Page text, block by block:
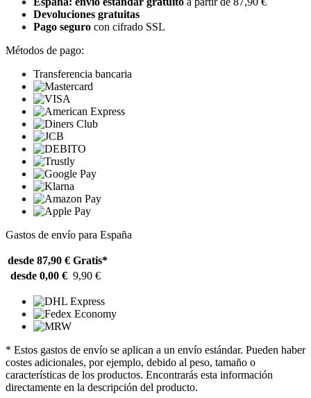
Devoluciones gratuitas
Pago seguro con cifrado SSL
Métodos de pago:
Transferencia bancaria
Gastos de envío para España
desde 87,90 € Gratis*
desde 0,00 € 9,90 €
* Estos gastos de envío se aplican a un envío estándar. Pueden haber
costes adicionales, por ejemplo, debido al peso, tamaño o
características de los productos. Encontrarás esta información
directamente en la descripción del producto.